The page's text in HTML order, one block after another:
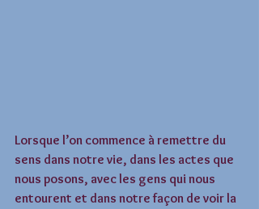
Lorsque l’on commence à remettre du
sens dans notre vie, dans les actes que
nous posons, avec les gens qui nous
entourent et dans notre façon de voir la